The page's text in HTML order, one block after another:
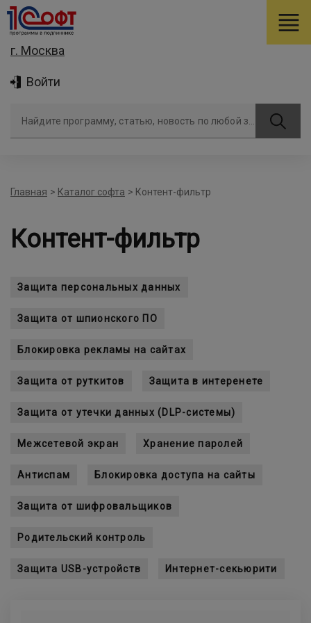
г. Москва
Войти
Главная > Каталог софта > Контент-фильтр
Контент-фильтр
Защита персональных данных
Защита от шпионского ПО
Блокировка рекламы на сайтах
Защита от руткитов Защита в интеренете
Защита от утечки данных (DLP-системы)
Межсетевой экран Хранение паролей
Антиспам Блокировка доступа на сайты
Защита от шифровальщиков
Родительский контроль
Защита USB-устройств Интернет-секьюрити